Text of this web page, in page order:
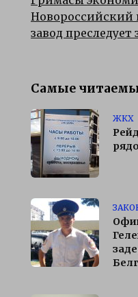
Новороссийский
завод преследует
Самые
ЖКХ